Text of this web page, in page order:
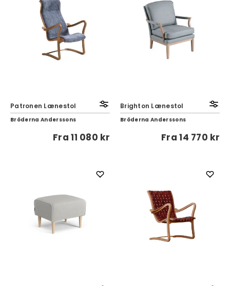
Patronen Lænestol
Bröderna Anderssons
Fra11 080 kr
Brighton Lænestol
Bröderna Anderssons
Fra14 770 kr